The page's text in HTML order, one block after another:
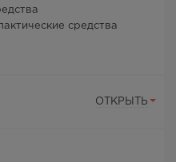
средства
ОТКРЫТЬ